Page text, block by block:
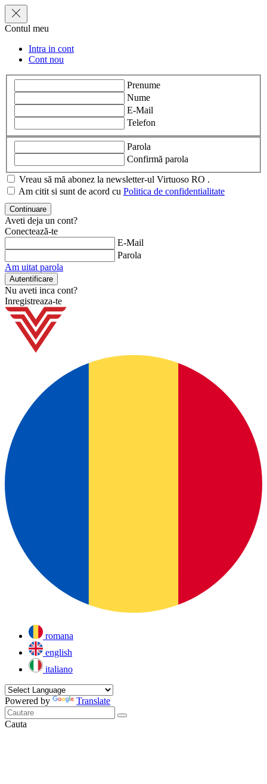
Contul meu
Intra in cont
Cont nou
Prenume
Nume
E-Mail
Telefon
Parola
Confirmă parola
Vreau să mă abonez la newsletter-ul Virtuoso RO .
Am citit si sunt de acord cu Politica de confidentialitate
Aveti deja un cont?
Conectează-te
E-Mail
Parola
Am uitat parola
Nu aveti inca cont?
Inregistreaza-te
romana
english
italiano
Powered by Translate
Cauta